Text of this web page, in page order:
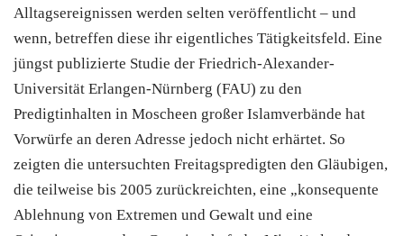
Alltagsereignissen werden selten veröffentlicht – und
wenn, betreffen diese ihr eigentliches Tätigkeitsfeld. Eine
jüngst publizierte Studie der Friedrich-Alexander-
Universität Erlangen-Nürnberg (FAU) zu den
Predigtinhalten in Moscheen großer Islamverbände hat
Vorwürfe an deren Adresse jedoch nicht erhärtet. So
zeigten die untersuchten Freitagspredigten den Gläubigen,
die teilweise bis 2005 zurückreichten, eine „konsequente
Ablehnung von Extremen und Gewalt und eine